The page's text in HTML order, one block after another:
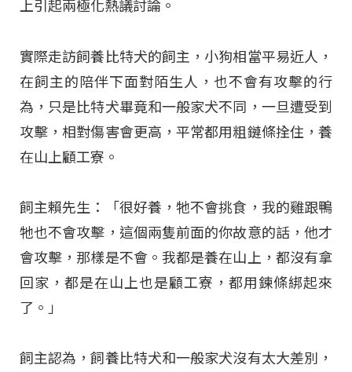
上引起兩極化熱議討論。
實際走訪飼養比特犬的飼主，小狗相當平易近人，
在飼主的陪伴下面對陌生人，也不會有攻擊的行
為，只是比特犬畢竟和一般家犬不同，一旦遭受到
攻擊，相對傷害會更高，平常都用粗鏈條拴住，養
在山上顧工寮。
飼主賴先生：「很好養，牠不會挑食，我的雞跟鴨
牠也不會攻擊，這個兩隻前面的你故意的話，他才
會攻擊，那樣是不會。我都是養在山上，都沒有拿
回家，都是在山上也是顧工寮，都用鍊條綁起來
了。」
飼主認為，飼養比特犬和一般家犬沒有太大差別，